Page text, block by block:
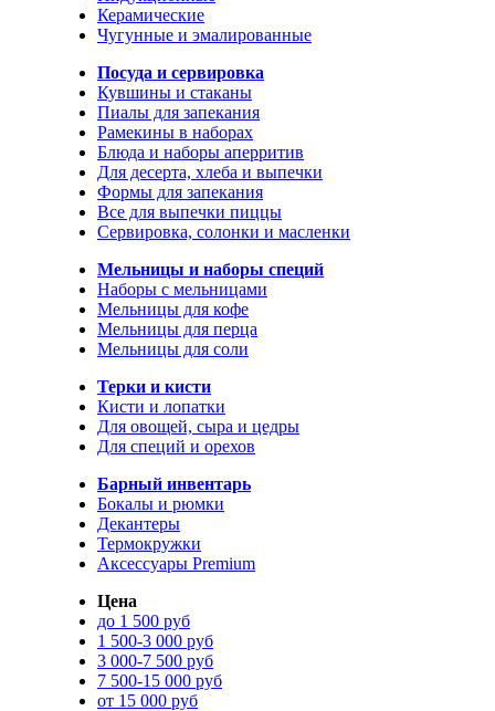
Керамические
Чугунные и эмалированные
Посуда и сервировка
Кувшины и стаканы
Пиалы для запекания
Рамекины в наборах
Блюда и наборы аперритив
Для десерта, хлеба и выпечки
Формы для запекания
Все для выпечки пиццы
Сервировка, солонки и масленки
Мельницы и наборы специй
Наборы с мельницами
Мельницы для кофе
Мельницы для перца
Мельницы для соли
Терки и кисти
Кисти и лопатки
Для овощей, сыра и цедры
Для специй и орехов
Барный инвентарь
Бокалы и рюмки
Декантеры
Термокружки
Аксессуары Premium
Цена
до 1 500 руб
1 500-3 000 руб
3 000-7 500 руб
7 500-15 000 руб
от 15 000 руб